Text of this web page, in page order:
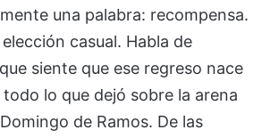
una palabra: recompensa.
casual. Habla de
siente que ese regreso nace
lo que dejó sobre la arena
de Ramos. De las